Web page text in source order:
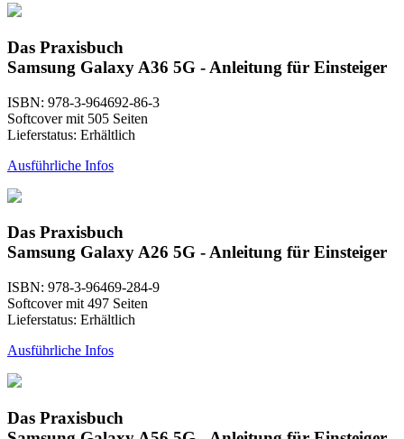
Das Praxisbuch
Samsung Galaxy A36 5G - Anleitung für Einsteiger
ISBN: 978-3-964692-86-3
Softcover mit 505 Seiten
Lieferstatus: Erhältlich
Ausführliche Infos
Das Praxisbuch
Samsung Galaxy A26 5G - Anleitung für Einsteiger
ISBN: 978-3-96469-284-9
Softcover mit 497 Seiten
Lieferstatus: Erhältlich
Ausführliche Infos
Das Praxisbuch